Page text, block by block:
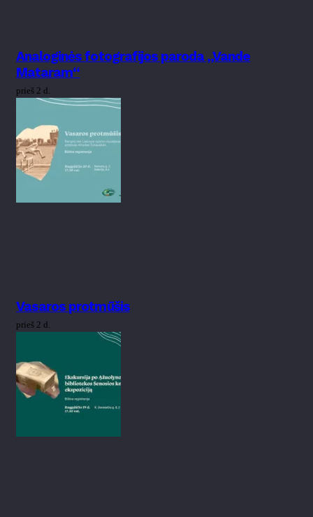
Analoginės fotografijos paroda „Vande
Mataram“
prieš 2 d.
Vasaros protmūšis
prieš 2 d.